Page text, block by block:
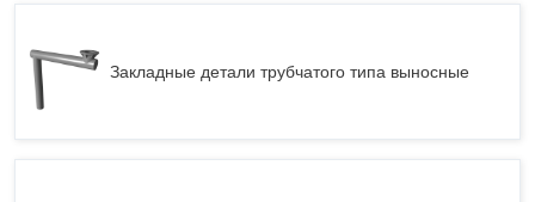
Закладные детали трубчатого типа выносные